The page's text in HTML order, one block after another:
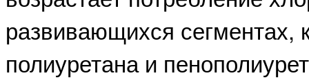
развивающихся сегментах,
полиуретана и